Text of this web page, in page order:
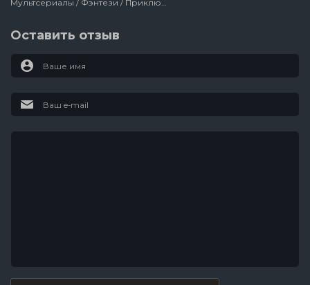
Оставить отзыв